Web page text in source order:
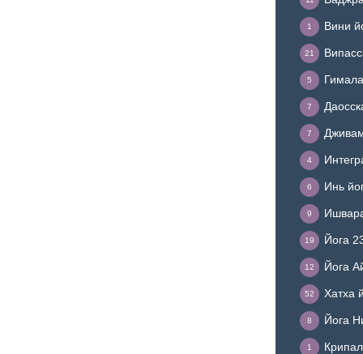
Вини
1
21
5
7
7
4
Инь
6
9
Йога
19
Йога
12
Хатха
52
Йога
8
1